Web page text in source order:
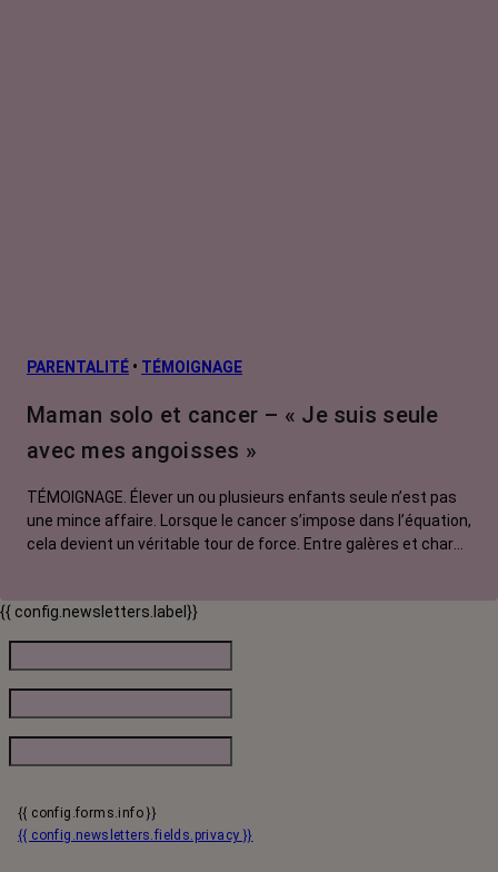
PARENTALITÉ • TÉMOIGNAGE
Maman solo et cancer – « Je suis seule
avec mes angoisses »
TÉMOIGNAGE. Élever un ou plusieurs enfants seule n’est pas
une mince affaire. Lorsque le cancer s’impose dans l’équation,
cela devient un véritable tour de force. Entre galères et charge
solitude face aux angoisses causées par sa maladie.
{{ config.newsletters.label}}
{{ config.forms.info }}
{{ config.newsletters.fields.privacy }}